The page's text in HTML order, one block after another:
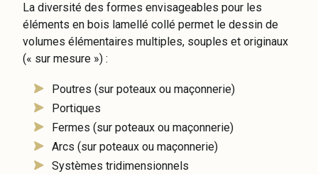
La diversité des formes envisageables pour les
éléments en bois lamellé collé permet le dessin de
volumes élémentaires multiples, souples et originaux
(« sur mesure ») :
Poutres (sur poteaux ou maçonnerie)
Portiques
Fermes (sur poteaux ou maçonnerie)
Arcs (sur poteaux ou maçonnerie)
Systèmes tridimensionnels